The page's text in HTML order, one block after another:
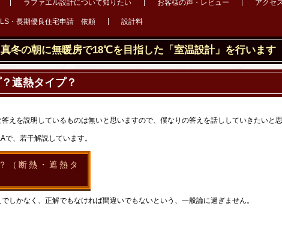
ラファエル設計について知りたい お客様の声・レビュー アクセ
・長期優良住宅申請 依頼 設計料
真冬の朝に無暖房で18℃を目指した「室温設計」を行います
遮熱タイプ？
えを説明しているものは無いと思いますので、僕なりの答えを話ししていきたいと思
、若干解説しています。
（断熱・遮熱タ
しかなく、正解でもなければ間違いでもないという、一般論に過ぎません。